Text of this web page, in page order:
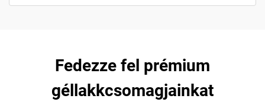
Fedezze fel prémium
géllakkcsomagjainkat